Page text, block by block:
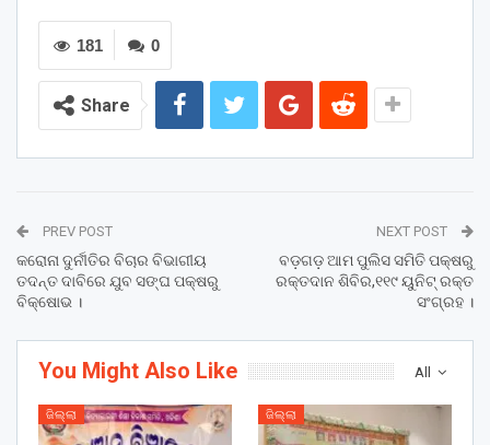
0
181
Share
PREV POST
କରୋନା ଦୁର୍ନୀତିର ବିଚାର ବିଭାଗୀୟ
ତଦନ୍ତ ଦାବିରେ ଯୁବ ସଙ୍ଘ ପକ୍ଷରୁ
ବିକ୍ଷୋଭ ।
NEXT POST
ବଡ଼ଗଡ଼ ଆମ ପୁଲିସ ସମିତି ପକ୍ଷରୁ
ରକ୍ତଦାନ ଶିବିର,୧୧୯ ୟୁନିଟ୍ ରକ୍ତ
ସଂଗ୍ରହ ।
All
You Might Also Like
ଜିଲ୍ଲା ଜିଲ୍ଲା